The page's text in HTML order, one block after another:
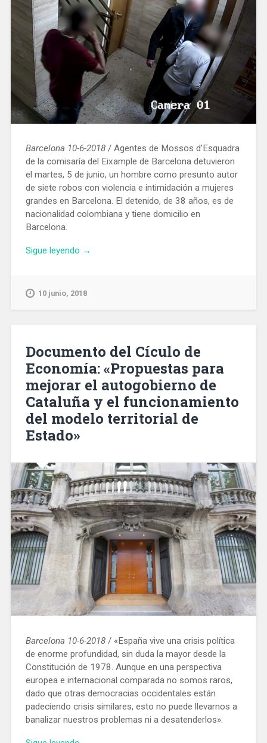
Barcelona 10-6-2018/ Agentes de Mossos d’Esquadra
de la comisaría del Eixample de Barcelona detuvieron
el martes, 5 de junio, un hombre como presunto autor
de siete robos con violencia e intimidación a mujeres
grandes en Barcelona. El detenido, de 38 años, es de
nacionalidad colombiana y tiene domicilio en
Barcelona.
Sigue leyendo «Prisión
hombre
de
avanzada
edad
joyas
que
→
10 junio, 2018
Documento del Cículo de
Economía: «Propuestas para
mejorar el autogobierno de
Cataluña y el funcionamiento
del modelo territorial de
Estado»
Barcelona 10-6-2018/ «España vive una crisis política
de enorme profundidad, sin duda la mayor desde la
Constitución de 1978. Aunque en una perspectiva
europea e internacional comparada no somos raros,
dado que otras democracias occidentales están
padeciendo crisis similares, esto no puede llevarnos a
banalizar nuestros problemas ni a desatenderlos».